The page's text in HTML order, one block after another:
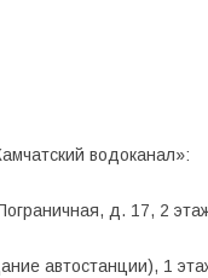
водоканал»:
Пограничная, д. 17, 2
автостанции), 1